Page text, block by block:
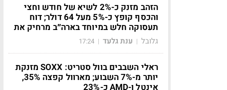
הזהב מזנק כ-2% לשיא של חודש וחצי
והכסף קופץ כ-5% מעל 64 דולר; דוח
תעסוקה חלש במיוחד בארה״ב מרחיק את
גלובל | ענת גלעד |
17:24
ראלי השבבים בוול סטריט: SOXX מזנקת
יותר מ-7% השבוע; מארוול קפצה 35%,
אינטל ו-AMD כ-23%